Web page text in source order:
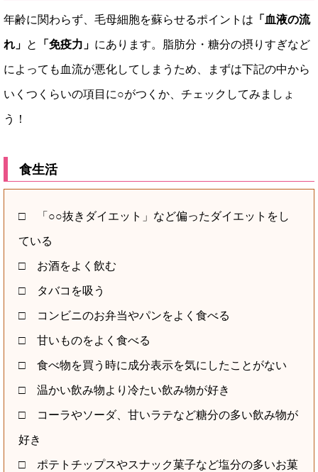
年齢に関わらず、毛母細胞を蘇らせるポイントは 「血液の流
れ」 と 「免疫力」 にあります。脂肪分・糖分の摂りすぎなど
によっても血流が悪化してしまうため、まずは下記の中から
いくつくらいの項目に○がつくか、チェックしてみましょ
う！
食生活
□ 「○○抜きダイエット」など偏ったダイエットをし
ている
□ お酒をよく飲む
□ タバコを吸う
□ コンビニのお弁当やパンをよく食べる
□ 甘いものをよく食べる
□ 食べ物を買う時に成分表示を気にしたことがない
□ 温かい飲み物より冷たい飲み物が好き
□ コーラやソーダ、甘いラテなど糖分の多い飲み物が
好き
□ ポテトチップスやスナック菓子など塩分の多いお菓